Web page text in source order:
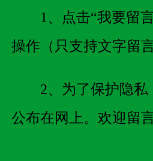
1、点击“我要留言
操作（只支持文字留
2、为了保护隐私
公布在网上。欢迎留